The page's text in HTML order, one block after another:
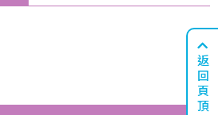
返
回
頁
頂